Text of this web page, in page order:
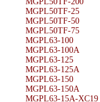
MGPL50TF-25
MGPL50TF-50
MGPL50TF-75
MGPL63-100
MGPL63-100A
MGPL63-125
MGPL63-125A
MGPL63-150
MGPL63-150A
MGPL63-15A-XC19